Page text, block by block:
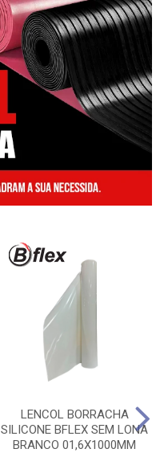
LENCOL BORRACHA
SILICONE BFLEX SEM LONA
BRANCO 01,6X1000MM